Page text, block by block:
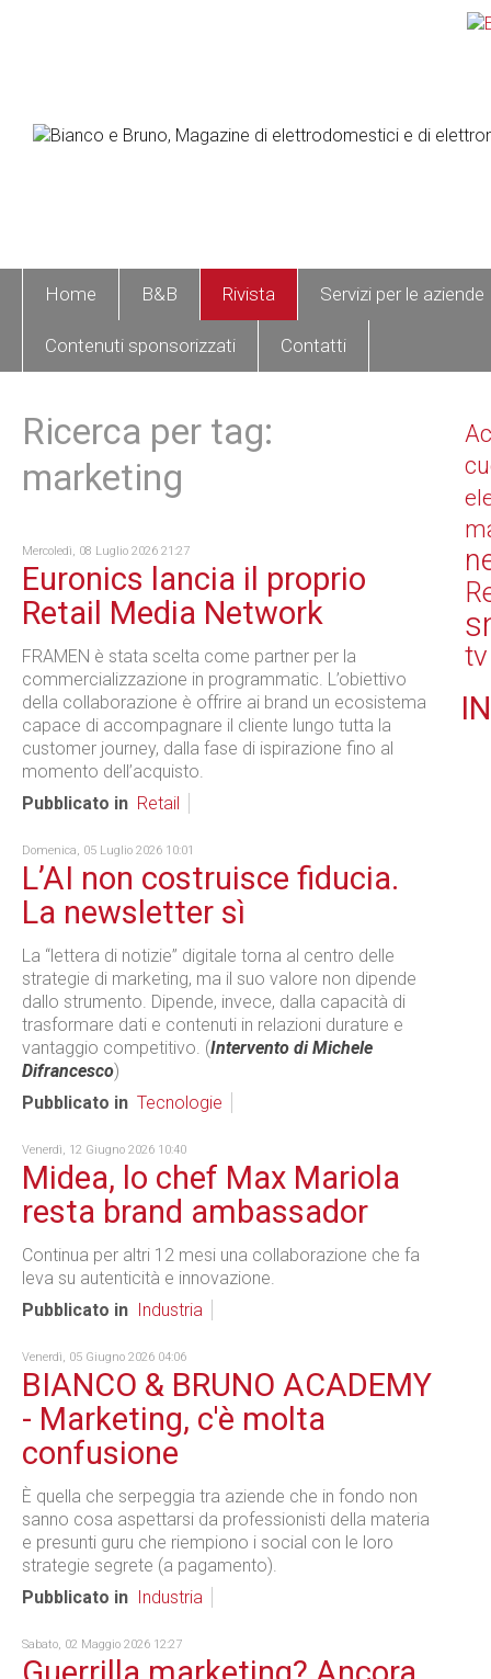
Home B&B Rivista Servizi per le aziende
Contenuti sponsorizzati Contatti
Ricerca per tag:
marketing
Mercoledì, 08 Luglio 2026 21:27
Euronics lancia il proprio
Retail Media Network
FRAMEN è stata scelta come partner per la
commercializzazione in programmatic. L’obiettivo
della collaborazione è offrire ai brand un ecosistema
capace di accompagnare il cliente lungo tutta la
customer journey, dalla fase di ispirazione fino al
momento dell’acquisto.
Pubblicato in Retail
Domenica, 05 Luglio 2026 10:01
L’AI non costruisce fiducia.
La newsletter sì
La “lettera di notizie” digitale torna al centro delle
strategie di marketing, ma il suo valore non dipende
dallo strumento. Dipende, invece, dalla capacità di
trasformare dati e contenuti in relazioni durature e
vantaggio competitivo. (Intervento di Michele
Difrancesco)
Pubblicato in Tecnologie
Venerdì, 12 Giugno 2026 10:40
Midea, lo chef Max Mariola
resta brand ambassador
Continua per altri 12 mesi una collaborazione che fa
leva su autenticità e innovazione.
Pubblicato in
Industria
Venerdì, 05 Giugno 2026 04:06
BIANCO & BRUNO ACADEMY
- Marketing, c'è molta
confusione
È quella che serpeggia tra aziende che in fondo non
sanno cosa aspettarsi da professionisti della materia
e presunti guru che riempiono i social con le loro
strategie segrete (a pagamento).
Pubblicato in
Industria
Sabato, 02 Maggio 2026 12:27
tv
IN